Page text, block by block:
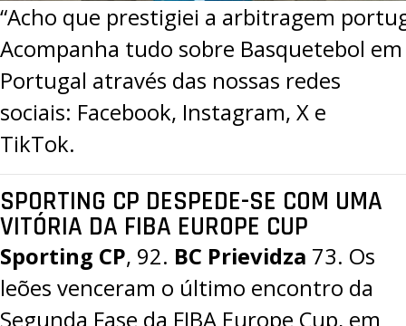
“Acho que prestigiei a arbitragem
Acompanha tudo sobre Basquetebol em
Portugal através das nossas redes
sociais: Facebook, Instagram, X e
TikTok.
SPORTING CP DESPEDE-SE COM UMA
VITÓRIA DA FIBA EUROPE CUP
Sporting CP, 92. BC Prievidza 73. Os
leões venceram o último encontro da
Segunda Fase da FIBA Europe Cup, em